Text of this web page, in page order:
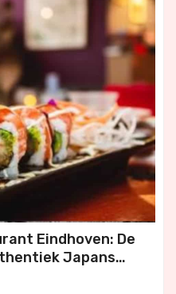
Eindhoven: De
Japans